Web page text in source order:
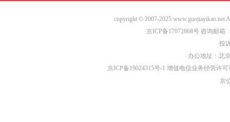
copyright © 2007-2025
京ICP备17072868号咨询邮箱
投
办公地址：北
京ICP备19024315号-1 增值电信业务经营许可
京